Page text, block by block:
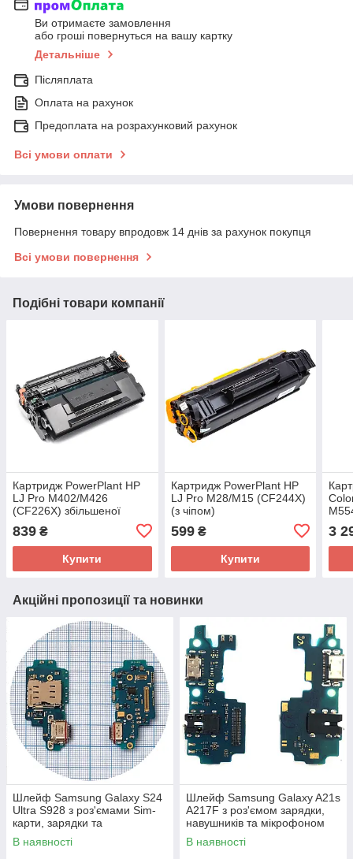
Ви отримаєте замовлення
або гроші повернуться на вашу картку
Детальніше
Післяплата
Оплата на рахунок
Предоплата на розрахунковий рахунок
Всі умови оплати
Умови повернення
Повернення товару впродовж 14 днів за рахунок покупця
Всі умови повернення
Подібні товари компанії
Картридж PowerPlant HP
LJ Pro M402/M426
(CF226X) збільшеної
839 ₴
Купити
Картридж PowerPlant HP
LJ Pro M28/M15 (CF244X)
(з чiпом)
599₴
Купити
3
Акційні пропозиції та новинки
Шлейф Samsung Galaxy S24
Ultra S928 з роз'ємами Sim-
карти, зарядки та
мікрофоном - нижня плата
(оригінал Китай)
В наявності
Шлейф Samsung Galaxy A21s
A217F з роз'ємом зарядки,
навушників та мікрофоном
Оригінал - нижня плата
В наявності